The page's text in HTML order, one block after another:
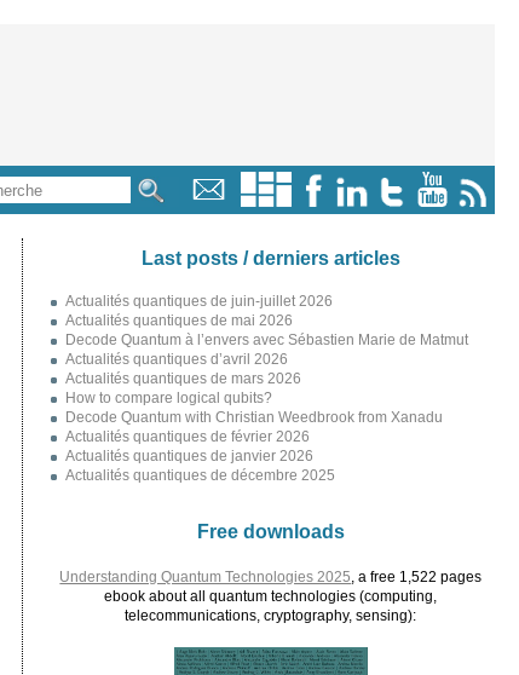
Last posts / derniers articles
Actualités quantiques de juin-juillet 2026
Actualités quantiques de mai 2026
Decode Quantum à l’envers avec Sébastien Marie de Matmut
Actualités quantiques d’avril 2026
Actualités quantiques de mars 2026
How to compare logical qubits?
Decode Quantum with Christian Weedbrook from Xanadu
Actualités quantiques de février 2026
Actualités quantiques de janvier 2026
Actualités quantiques de décembre 2025
Free downloads
Understanding Quantum Technologies 2025 , a free 1,522 pages
ebook about all quantum technologies (computing,
telecommunications, cryptography, sensing):